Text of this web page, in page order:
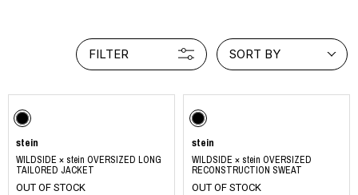
静謐で、凛とした空気感のプロダクトを製作しお届け出来たら。
そんな想いで日々の活動を積み重ねています。
https://www.instagram.com/ssstein_design/
FILTER SORT BY
stein
WILDSIDE × stein OVERSIZED LONG
TAILORED JACKET
OUT OF STOCK
stein
WILDSIDE × stein OVERSIZED
RECONSTRUCTION SWEAT
OUT OF STOCK